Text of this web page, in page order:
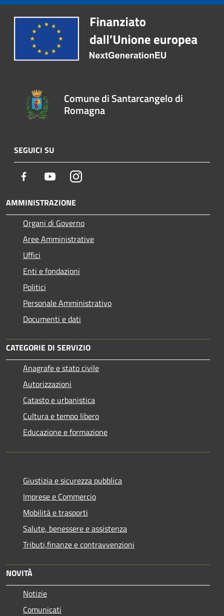
Comune di Santarcangelo di
Romagna
SEGUICI SU
Facebook YoutubeInstagram
AMMINISTRAZIONE
Organi di Governo
Aree Amministrative
Uffici
Enti e fondazioni
Politici
Personale Amministrativo
Documenti e dati
CATEGORIE DI SERVIZIO
Anagrafe e stato civile
Autorizzazioni
Catasto e urbanistica
Cultura e tempo libero
Educazione e formazione
Giustizia e sicurezza pubblica
Imprese e Commercio
Mobilità e trasporti
Salute, benessere e assistenza
Tributi,finanze e contravvenzioni
NOVITÀ
Notizie
Comunicati